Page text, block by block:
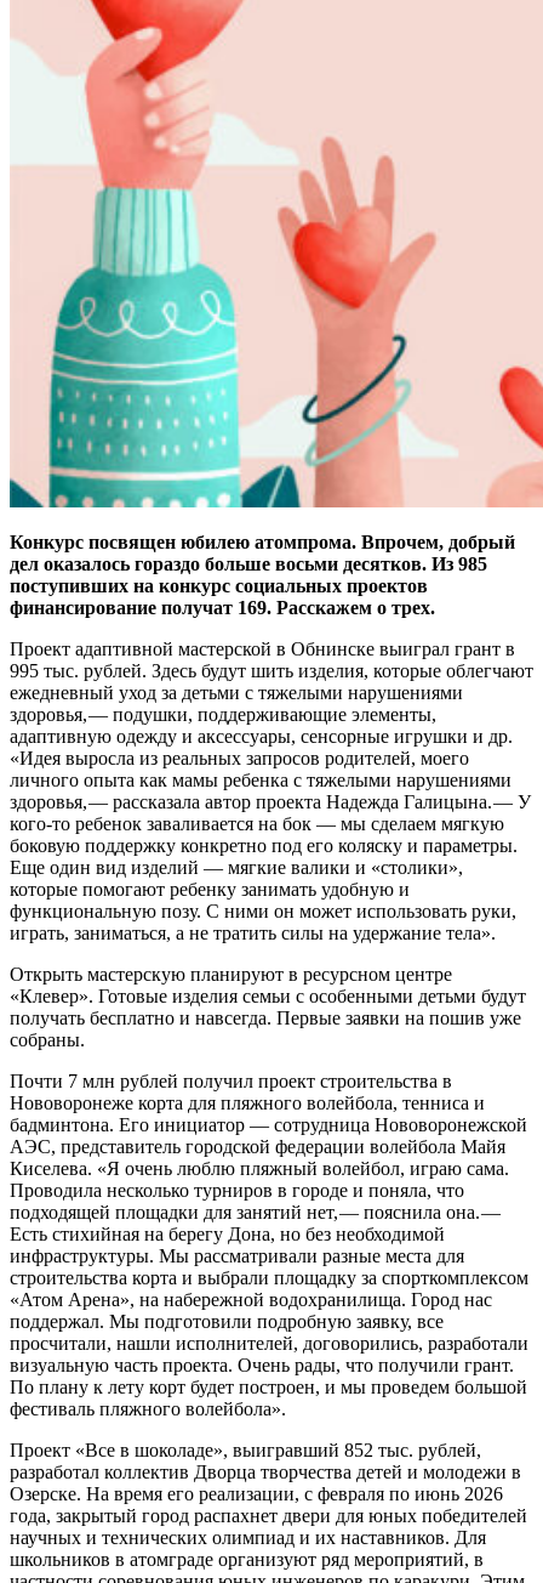
Конкурс посвящен юбилею атомпрома. Впрочем, добрый
дел оказалось гораздо больше восьми десятков. Из 985
поступивших на конкурс социальных проектов
финансирование получат 169. Расскажем о трех.
Проект адаптивной мастерской в Обнинске выиграл грант в
995 тыс. рублей. Здесь будут шить изделия, которые облегчают
ежедневный уход за детьми с тяжелыми нарушениями
здоровья, — ​подушки, поддерживающие элементы,
адаптивную одежду и аксессуары, сенсорные игрушки и др.
«Идея выросла из реальных запросов родителей, моего
личного опыта как мамы ребенка с тяжелыми нарушениями
здоровья, — ​рассказала автор проекта Надежда Галицына. — ​У
кого-то ребенок заваливается на бок — ​мы сделаем мягкую
боковую поддержку конкретно под его коляску и параметры.
Еще один вид изделий — ​мягкие валики и «столики»,
которые помогают ребенку занимать удобную и
функциональную позу. С ними он может использовать руки,
играть, заниматься, а не тратить силы на удержание тела».
Открыть мастерскую планируют в ресурсном центре
«Клевер». Готовые изделия семьи с особенными детьми будут
получать бесплатно и навсегда. Первые заявки на пошив уже
собраны.
Почти 7 млн рублей получил проект строительства в
Нововоронеже корта для пляжного волейбола, тенниса и
бадминтона. Его инициатор — ​сотрудница Нововоронежской
АЭС, представитель городской федерации волейбола Майя
Киселева. «Я очень люблю пляжный волейбол, играю сама.
Проводила несколько турниров в городе и поняла, что
подходящей площадки для занятий нет, — ​пояснила она. — ​
Есть стихийная на берегу Дона, но без необходимой
инфраструктуры. Мы рассматривали разные места для
строительства корта и выбрали площадку за спорткомплексом
«Атом Арена», на набережной водохранилища. Город нас
поддержал. Мы подготовили подробную заявку, все
просчитали, нашли исполнителей, договорились, разработали
визуальную часть проекта. Очень рады, что получили грант.
По плану к лету корт будет построен, и мы проведем большой
фестиваль пляжного волейбола».
Проект «Все в шоколаде», выигравший 852 тыс. рублей,
разработал коллектив Дворца творчества детей и молодежи в
Озерске. На время его реализации, с февраля по июнь 2026
года, закрытый город распахнет двери для юных победителей
научных и технических олимпиад и их наставников. Для
школьников в атомграде организуют ряд мероприятий, в